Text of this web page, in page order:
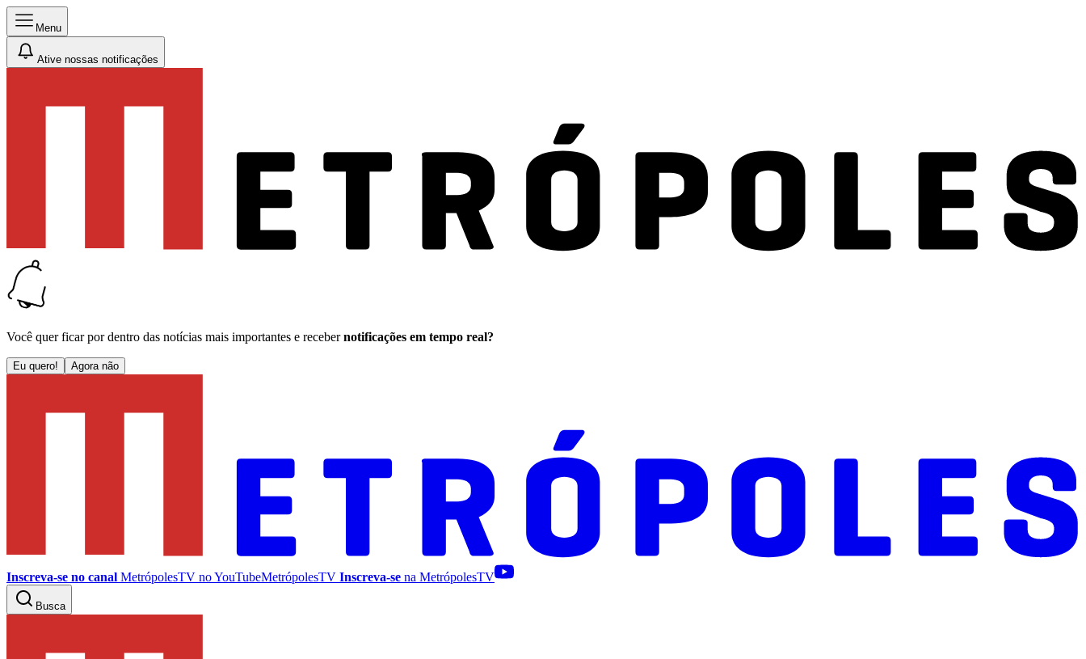
Menu
Ative nossas notificações
Você quer ficar por dentro das notícias mais importantes e receber notificações em tempo real?
Eu quero! Agora não
Inscreva-se no canal MetrópolesTV noYouTubeMetrópolesTV Inscreva-se na MetrópolesTV
Busca